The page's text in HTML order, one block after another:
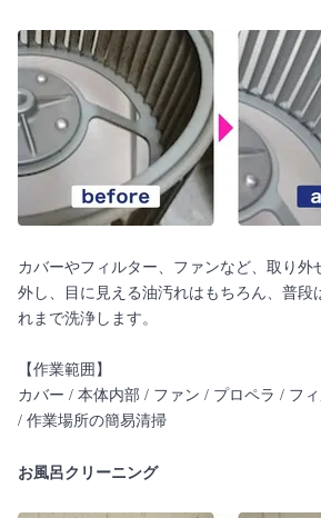
カバーやフィルター、ファンなど、取り外
外し、目に見える油汚れはもちろん、普段
れまで洗浄します。
【作業範囲】
カバー / 本体内部 / ファン / プロペラ / フ
/ 作業場所の簡易清掃
お風呂クリーニング